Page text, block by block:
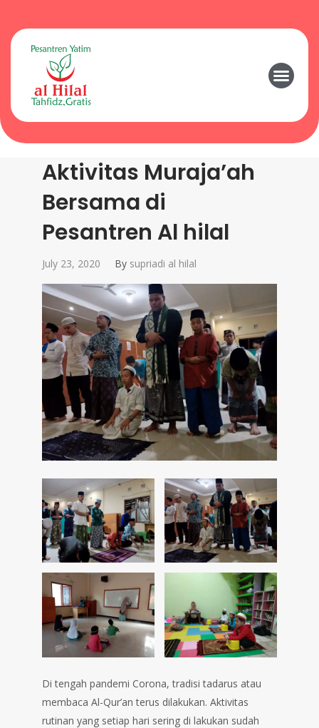
Aktivitas Muraja’ah
Bersama di
Pesantren Al hilal
July 23, 2020 By supriadi al hilal
Di tengah pandemi Corona, tradisi tadarus atau
membaca Al-Qur’an terus dilakukan. Aktivitas
rutinan yang setiap hari sering di lakukan sudah